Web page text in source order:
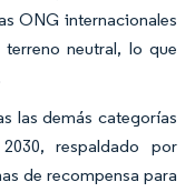
ONG internacionales
neutral, lo que
las demás categorías
respaldado por
de recompensa para